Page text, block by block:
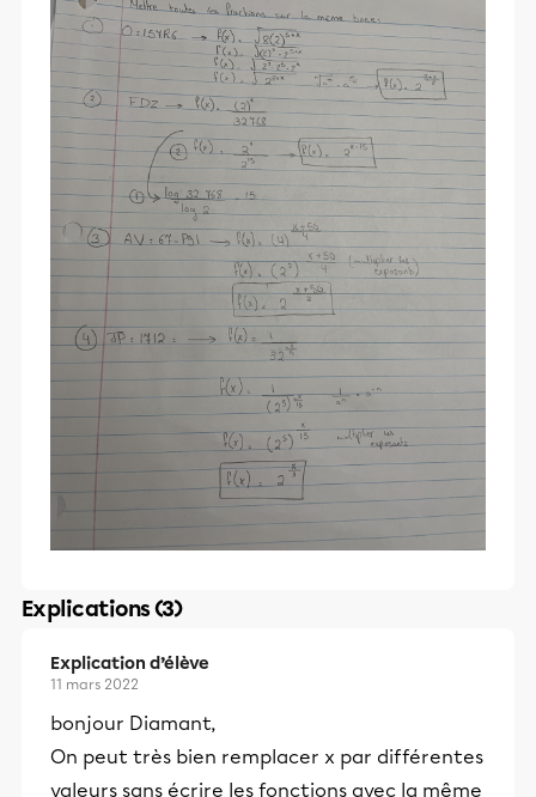
Explications (3)
Explication d’élève
11 mars 2022
bonjour Diamant,
On peut très bien remplacer x par différentes
valeurs sans écrire les fonctions avec la même